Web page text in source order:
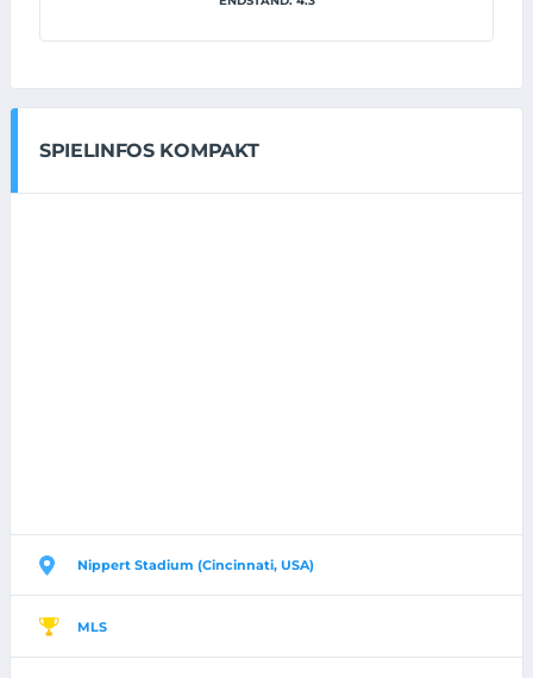
SPIELINFOS KOMPAKT
Nippert Stadium (Cincinnati, USA)
MLS